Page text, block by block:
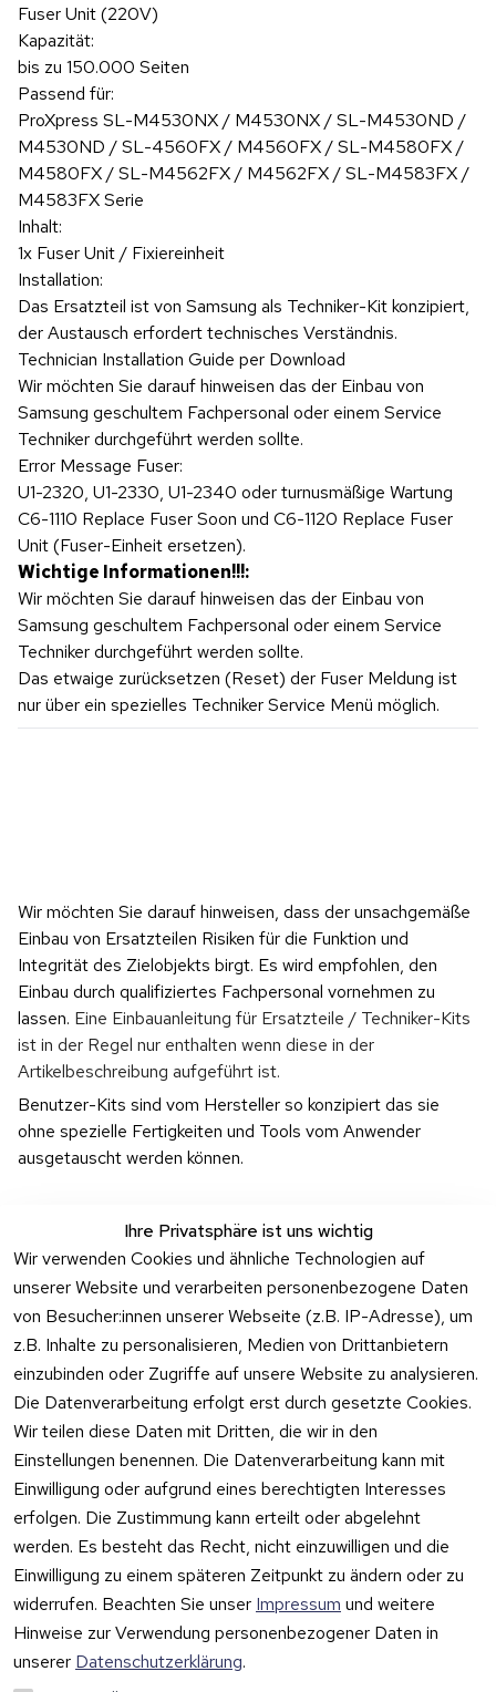
Fuser Unit (220V)
Kapazität:
bis zu 150.000 Seiten
Passend für:
ProXpress SL-M4530NX / M4530NX / SL-M4530ND /
M4530ND / SL-4560FX / M4560FX / SL-M4580FX /
M4580FX / SL-M4562FX / M4562FX / SL-M4583FX /
M4583FX Serie
Inhalt:
1x Fuser Unit / Fixiereinheit
Installation:
Das Ersatzteil ist von Samsung als Techniker-Kit konzipiert,
der Austausch erfordert technisches Verständnis.
Technician Installation Guide per Download
Wir möchten Sie darauf hinweisen das der Einbau von
Samsung geschultem Fachpersonal oder einem Service
Techniker durchgeführt werden sollte.
Error Message Fuser:
U1-2320, U1-2330, U1-2340 oder turnusmäßige Wartung
C6-1110 Replace Fuser Soon und C6-1120 Replace Fuser
Unit (Fuser-Einheit ersetzen).
Wichtige Informationen!!!:
Wir möchten Sie darauf hinweisen das der Einbau von
Samsung geschultem Fachpersonal oder einem Service
Techniker durchgeführt werden sollte.
Das etwaige zurücksetzen (Reset) der Fuser Meldung ist
nur über ein spezielles Techniker Service Menü möglich.
Wir möchten Sie darauf hinweisen, dass der unsachgemäße
Einbau von Ersatzteilen Risiken für die Funktion und
Integrität des Zielobjekts birgt. Es wird empfohlen, den
Einbau durch qualifiziertes Fachpersonal vornehmen zu
lassen. Eine Einbauanleitung für Ersatzteile / Techniker-Kits
ist in der Regel nur enthalten wenn diese in der
Artikelbeschreibung aufgeführt ist.
Benutzer-Kits sind vom Hersteller so konzipiert das sie
ohne spezielle Fertigkeiten und Tools vom Anwender
ausgetauscht werden können.
Ihre Privatsphäre ist uns wichtig
Wir verwenden Cookies und ähnliche Technologien auf
unserer Website und verarbeiten personenbezogene Daten
von Besucher:innen unserer Webseite (z.B. IP-Adresse), um
z.B. Inhalte zu personalisieren, Medien von Drittanbietern
einzubinden oder Zugriffe auf unsere Website zu analysieren.
Die Datenverarbeitung erfolgt erst durch gesetzte Cookies.
Wir teilen diese Daten mit Dritten, die wir in den
Einstellungen benennen. Die Datenverarbeitung kann mit
Einwilligung oder aufgrund eines berechtigten Interesses
erfolgen. Die Zustimmung kann erteilt oder abgelehnt
werden. Es besteht das Recht, nicht einzuwilligen und die
Einwilligung zu einem späteren Zeitpunkt zu ändern oder zu
widerrufen. Beachten Sie unser Impressum und weitere
Hinweise zur Verwendung personenbezogener Daten in
unserer Datenschutzerklärung.
Rechtliches
AGB
Impressum
Datenschutzer
klärung
Barrierefreiheit
serklärung
Widerrufsbeleh
rung
Retoureninfo
Vertrag
widerrufen
Kontakt
Prilux Print
Solutions
Wilhem-
Leuschner-Str.
19
Rödermark
Tel.: 06074
Email:
info@prilux-
Support
Hersteller
Fehlermeldung
Druckqualität
Wartungskit
Roller-
Diagramm
Ersatzteile
aus eigenen
Lagerbestan
d
Zahlung
und
Versand
Versandpaus
chale 5,95